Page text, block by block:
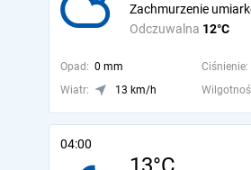
Odczuwalna 12°C
Zachmurzenie
Opad: 0 mm Ciśnienie:
Wiatr:
13 km/h
04:00